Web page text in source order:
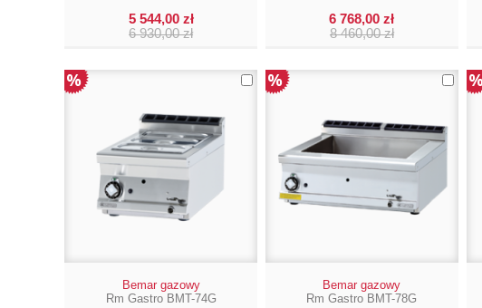
5 544,00 zł
6 930,00 zł
6 768,00 zł
8 460,00 zł
Bemar gazowy
Rm Gastro BMT-74G
Bemar gazowy
Rm Gastro BMT-78G